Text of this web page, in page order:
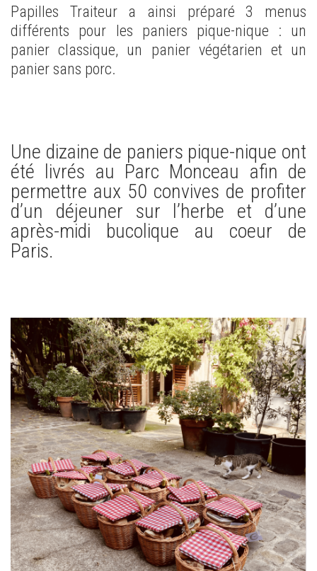
Papilles Traiteur a ainsi préparé 3 menus
différents pour les paniers pique-nique : un
panier classique, un panier végétarien et un
panier sans porc.
Une dizaine de paniers pique-nique ont
été livrés au Parc Monceau afin de
permettre aux 50 convives de profiter
d’un déjeuner sur l’herbe et d’une
après-midi bucolique au coeur de
Paris.